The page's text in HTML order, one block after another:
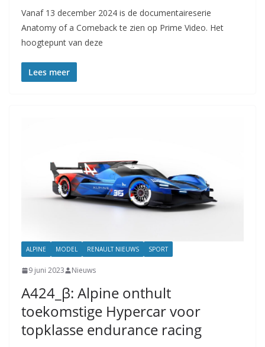
Vanaf 13 december 2024 is de documentaireserie
Anatomy of a Comeback te zien op Prime Video. Het
hoogtepunt van deze
Lees meer
ALPINE MODEL RENAULT NIEUWS SPORT
9 juni 2023 Nieuws
A424_β: Alpine onthult
toekomstige Hypercar voor
topklasse endurance racing